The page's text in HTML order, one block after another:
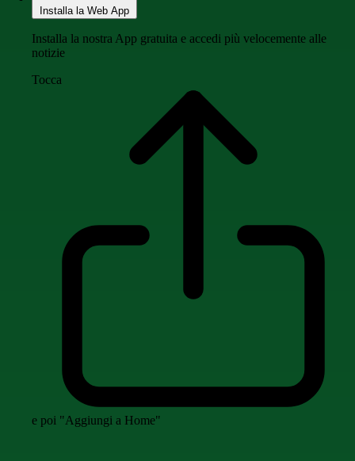
Installa la Web App
Installa la nostra App gratuita e accedi più velocemente alle
notizie
Tocca
e poi "Aggiungi a Home"